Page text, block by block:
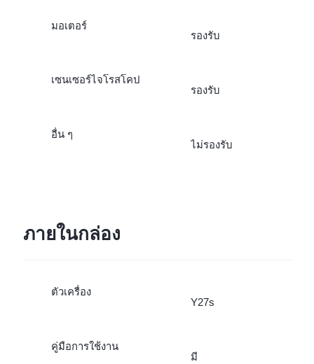
มอเตอร์
รองรับ
เซนเซอร์ไจโรสโคป
รองรับ
อื่น ๆ
ไม่รองรับ
ภายในกล่อง
ตัวเครื่อง
Y27s
คู่มือการใช้งาน
มี